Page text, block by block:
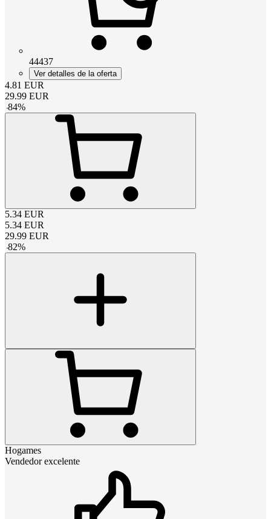
44437
Ver detalles de la oferta
4.81 EUR
29.99 EUR
-84%
5.34 EUR
5.34 EUR
29.99 EUR
-82%
Hogames
Vendedor excelente